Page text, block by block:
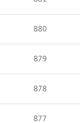
880
879
878
877